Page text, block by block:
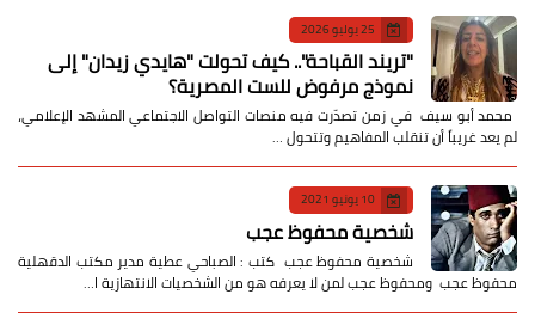
25 يوليو 2026
​"تريند القباحة".. كيف تحولت "هايدي زيدان" إلى
نموذج مرفوض للست المصرية؟
​ محمد أبو سيف ​في زمن تصدّرت فيه منصات التواصل الاجتماعي المشهد الإعلامي،
لم يعد غريباً أن تنقلب المفاهيم وتتحول …
10 يونيو 2021
شخصية محفوظ عجب
شخصية محفوظ عجب كتب : الصباحي عطية مدير مكتب الدقهلية
محفوظ عجب ومحفوظ عجب لمن لا يعرفه هو من الشخصيات الانتهازية ا…